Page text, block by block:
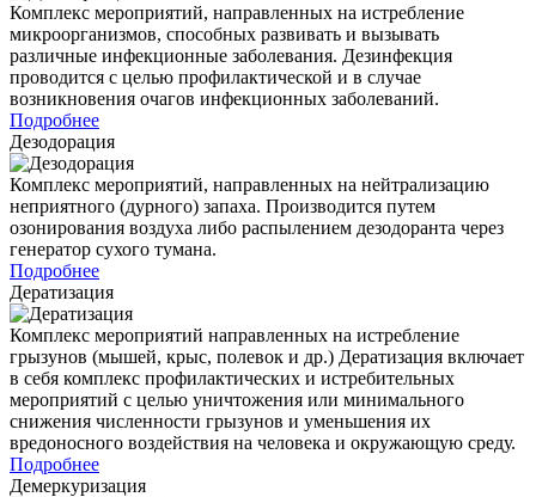
Комплекс мероприятий, направленных на истребление
микроорганизмов, способных развивать и вызывать
различные инфекционные заболевания. Дезинфекция
проводится с целью профилактической и в случае
возникновения очагов инфекционных заболеваний.
Подробнее
Дезодорация
Комплекс мероприятий, направленных на нейтрализацию
неприятного (дурного) запаха. Производится путем
озонирования воздуха либо распылением дезодоранта через
генератор сухого тумана.
Подробнее
Дератизация
Комплекс мероприятий направленных на истребление
грызунов (мышей, крыс, полевок и др.) Дератизация включает
в себя комплекс профилактических и истребительных
мероприятий с целью уничтожения или минимального
снижения численности грызунов и уменьшения их
вредоносного воздействия на человека и окружающую среду.
Подробнее
Демеркуризация